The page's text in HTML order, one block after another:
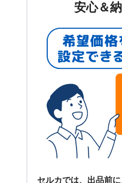
安心＆
セルカでは、出品前